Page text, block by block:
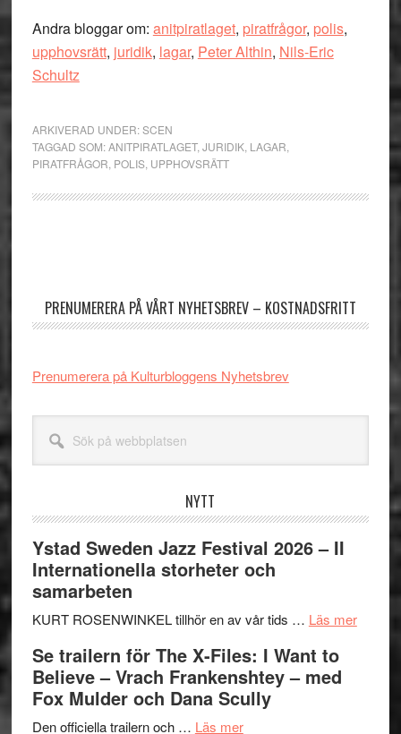
Andra bloggar om: anitpiratlaget, piratfrågor, polis,
upphovsrätt, juridik, lagar, Peter Althin, Nils-Eric
Schultz
ARKIVERAD UNDER:SCEN
TAGGAD SOM:ANITPIRATLAGET, JURIDIK, LAGAR
PIRATFRÅGOR POLIS, UPPHOVSRÄTT
PRENUMERERA PÅ VÅRT NYHETSBREV – KOSTNADSFRITT
Prenumerera på Kulturbloggens Nyhetsbrev
webbplatsen
NYTT
Ystad Sweden Jazz Festival 2026 – II
Internationella storheter och
samarbeten
KURT ROSENWINKEL tillhör en av vår tids … Läs merom
Se trailern för The X-Files: I Want to
Believe – Vrach Frankenshtey – med
Fox Mulder och Dana Scully
Den officiella trailern och … Läs merom